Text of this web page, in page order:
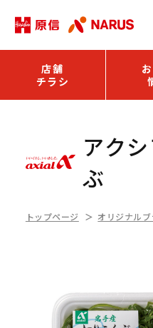
店舗
チラシ
アク
ぶ
トップページ オリジナルブ